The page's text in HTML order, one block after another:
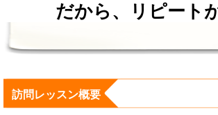
だから、リピート
訪問レッスン概要